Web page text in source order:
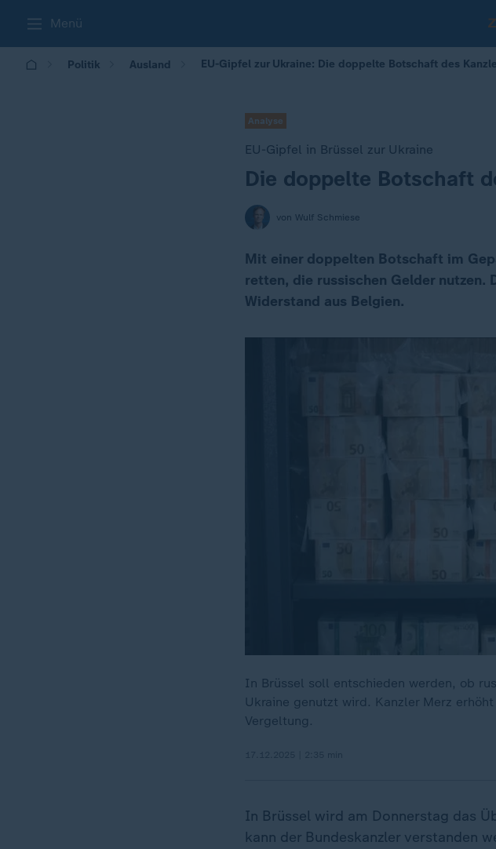
Menü
Politik Ausland EU-Gipfel zur Ukraine: Die doppelte Botschaft des
Analyse
EU-Gipfel in Brüssel zur Ukraine
:Die doppelte Botschaft
von Wulf Schmiese
Mit einer doppelten Botschaft im
retten, die russischen Gelder nutzen.
Widerstand aus Belgien.
In Brüssel soll entschieden werden, ob
Ukraine genutzt wird. Kanzler Merz
Vergeltung.
In Brüssel wird am Donnerstag das
kann der Bundeskanzler verstanden